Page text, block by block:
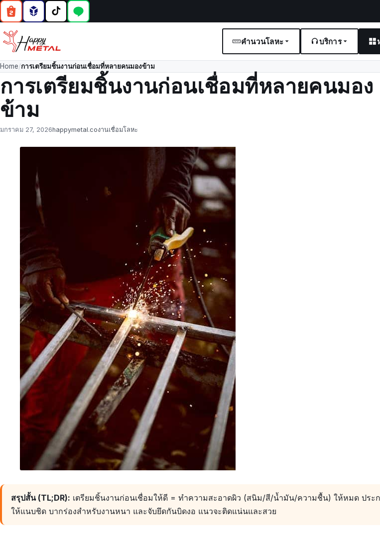
คำนวนโลหะ บริการ
Home/การเตรียมชิ้นงานก่อนเชื่อมที่หลายคนมองข้าม
การเตรียมชิ้นงานก่อนเชื่อมที่หลายคนมอง
ข้าม
Posted
มกราคม 27, 2026by
happymetal.coin
งานเชื่อมโลหะ
สรุปสั้น (TL;DR): เตรียมชิ้นงานก่อนเชื่อมให้ดี = ทำความสะอาดผิว (สนิม/สี/น้ำมัน/ความชื้น) ให้หมด ประ
ให้แนบชิด บากร่องสำหรับงานหนา และจับยึดกันบิดงอ แนวจะติดแน่นและสวย